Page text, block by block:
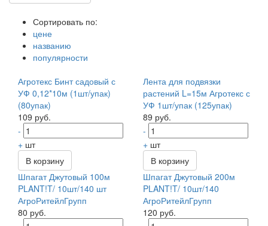
Сортировать по:
цене
названию
популярности
Агротекс Бинт садовый с
УФ 0,12*10м (1шт/упак)
(80упак)
109 руб.
-
+ шт
В корзину
Лента для подвязки
растений L=15м Агротекс с
УФ 1шт/упак (125упак)
89 руб.
-
+ шт
В корзину
Шпагат Джутовый 100м
PLANT!T/ 10шт/140 шт
АгроРитейлГрупп
80 руб.
Шпагат Джутовый 200м
PLANT!T/ 10шт/140
АгроРитейлГрупп
120 руб.